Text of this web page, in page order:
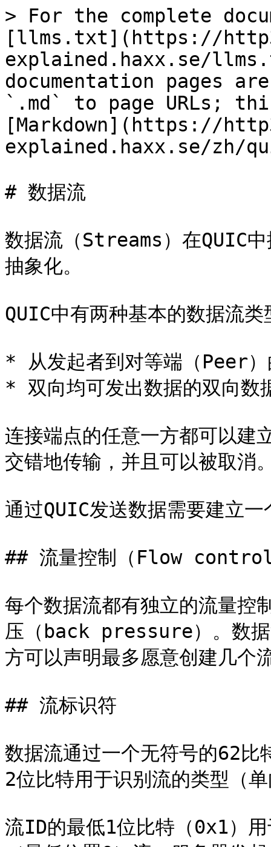
> For the complete
[llms.txt](https://
explained.haxx.se/
documentation pages
`.md` to page URLs;
[Markdown](https://
explained.haxx.se/zh/
# 数据流
数据流（Streams）在QUIC
抽象化。
QUIC中有两种基本的数据流类
* 从发起者到对等端（Peer）
* 双向均可发出数据的双向数
连接端点的任意一方都可以建
交错地传输，并且可以被取消
通过QUIC发送数据需要建立
## 流量控制（Flow
每个数据流都有独立的流量控
压（back pressure）。数据
方可以声明最多愿意创建几个
## 流标识符
数据流通过一个无符号的62
2位比特用于识别流的类型（
流ID的最低1位比特（0x1）